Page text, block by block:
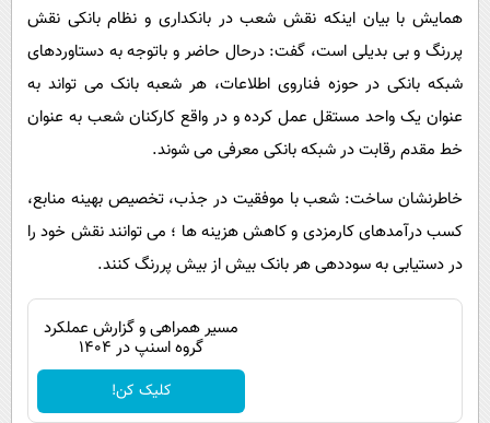
همایش با بیان اینکه نقش شعب در بانکداری و نظام بانکی نقش
پررنگ و بی بدیلی است، گفت: درحال حاضر و باتوجه به دستاوردهای
شبکه بانکی در حوزه فناروی اطلاعات، هر شعبه بانک می تواند به
عنوان یک واحد مستقل عمل کرده و در واقع کارکنان شعب به عنوان
خط مقدم رقابت در شبکه بانکی معرفی می شوند.
خاطرنشان ساخت: شعب با موفقیت در جذب، تخصیص بهینه منابع،
کسب درآمدهای کارمزدی و کاهش هزینه ها ؛ می توانند نقش خود را
در دستیابی به سوددهی هر بانک بیش از بیش پررنگ کنند.
مسیر همراهی و گزارش عملکرد
گروه اسنپ در ۱۴۰۴
کلیک کن!